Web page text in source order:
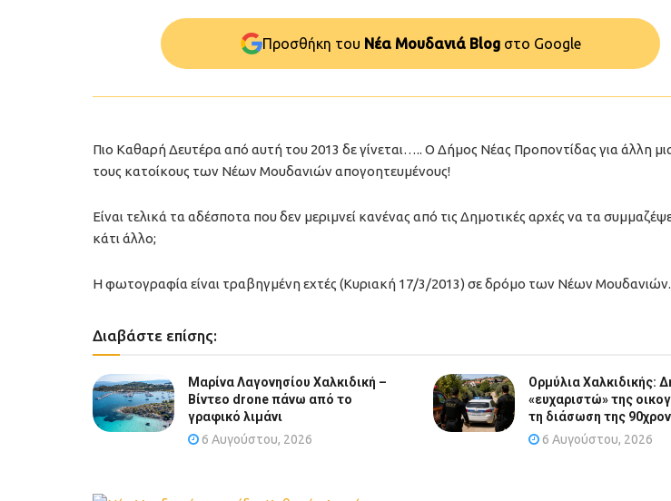
Προσθήκη του Νέα Μουδανιά Blogστo Google
Πιο Καθαρή Δευτέρα από αυτή του 2013 δε γίνεται….. Ο Δήμος Νέας Προποντίδας για άλλη
τους κατοίκους των Νέων Μουδανιών απογοητευμένους!
Είναι τελικά τα αδέσποτα που δεν μεριμνεί κανένας από τις Δημοτικές αρχές να τα
κάτι άλλο;
Η φωτογραφία είναι τραβηγμένη εχτές (Κυριακή 17/3/2013) σε δρόμο των Νέων Μουδανιών.
Διαβάστε επίσης:
Μαρίνα Λαγονησίου Χαλκιδική –
Βίντεο drone πάνω από το
γραφικό λιμάνι
6 Αυγούστου, 2026
Ορμύλια Χαλκιδικής:
«ευχαριστώ» της
τη διάσωση της
6 Αυγούστου, 2026